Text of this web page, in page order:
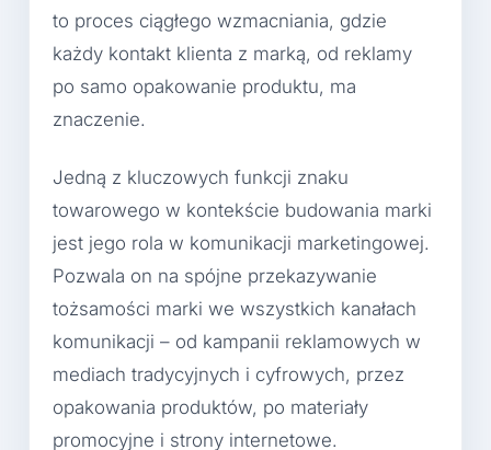
to proces ciągłego wzmacniania, gdzie
każdy kontakt klienta z marką, od reklamy
po samo opakowanie produktu, ma
znaczenie.
Jedną z kluczowych funkcji znaku
towarowego w kontekście budowania marki
jest jego rola w komunikacji marketingowej.
Pozwala on na spójne przekazywanie
tożsamości marki we wszystkich kanałach
komunikacji – od kampanii reklamowych w
mediach tradycyjnych i cyfrowych, przez
opakowania produktów, po materiały
promocyjne i strony internetowe.